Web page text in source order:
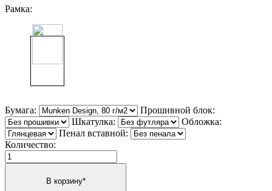
Рамка:
Бумага:
Прошивной блок:
Шкатулка:
Обложка:
Пенал вставной:
Количество: